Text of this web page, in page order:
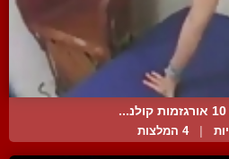
4 המלצות